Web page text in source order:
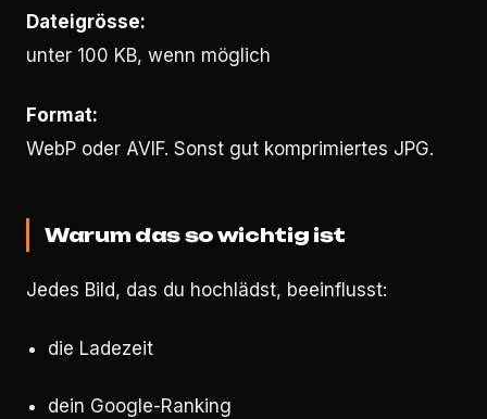
Dateigrösse:
unter 100 KB, wenn möglich
Format:
WebP oder AVIF. Sonst gut komprimiertes JPG.
Warum das so wichtig ist
Jedes Bild, das du hochlädst, beeinflusst:
die Ladezeit
dein Google-Ranking